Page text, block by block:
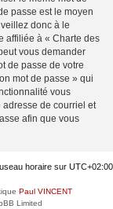
passe est le moyen
donc à le
affiliée à « Charte des
vous demander
de passe de votre
mot de passe » qui
vous
adresse de courriel et
afin que vous
horaire sur UTC+02:00
Paul VINCENT
Limited